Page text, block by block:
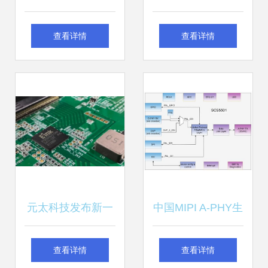
革 从半导体集成到
查看详情
发有限公司 计算机
域的创新实践者
查看详情
元太科技发布新一
代彩色电子纸时序
查看详情
中国MIPI A-PHY生
态蓬勃发展 Valens
查看详情